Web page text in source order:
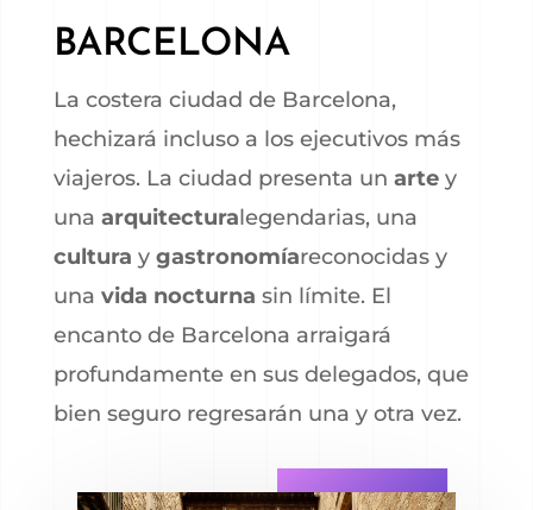
BARCELONA
La costera ciudad de Barcelona,
hechizará incluso a los ejecutivos más
viajeros. La ciudad presenta un artey
una arquitecturalegendarias, una
cultura y gastronomíareconocidas y
una vida nocturna sin límite. El
encanto de Barcelona arraigará
profundamente en sus delegados, que
bien seguro regresarán una y otra vez.